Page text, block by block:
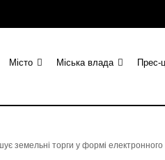
Місто Міська влада Прес-
земельні торги у формі